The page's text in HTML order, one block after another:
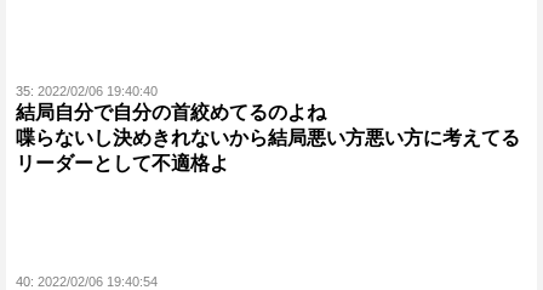
35: 2022/02/06 19:40:40
結局自分で自分の首絞めてるのよね
喋らないし決めきれないから結局悪い方悪い方に考えてる
リーダーとして不適格よ
40: 2022/02/06 19:40:54